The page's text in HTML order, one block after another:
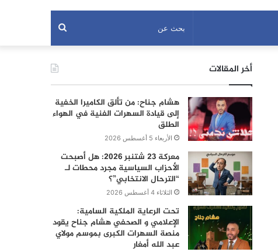
بحث
عن أخر المقالات
هشام جناح: من تألق الكاميرا الخفية
إلى قيادة السهرات الفنية في الهواء
الطلق
الأربعاء 5 أغسطس 2026
معركة 23 شتنبر 2026: هل أصبحت
الأحزاب السياسية مجرد محطات لـ
“الترحال الانتخابي”؟
الثلاثاء 4 أغسطس 2026
تحت الرعاية الملكية السامية:
الإعلامي و الصحفي هشام جناح يقود
منصة السهرات الكبرى بموسم مولاي
عبد الله أمغار